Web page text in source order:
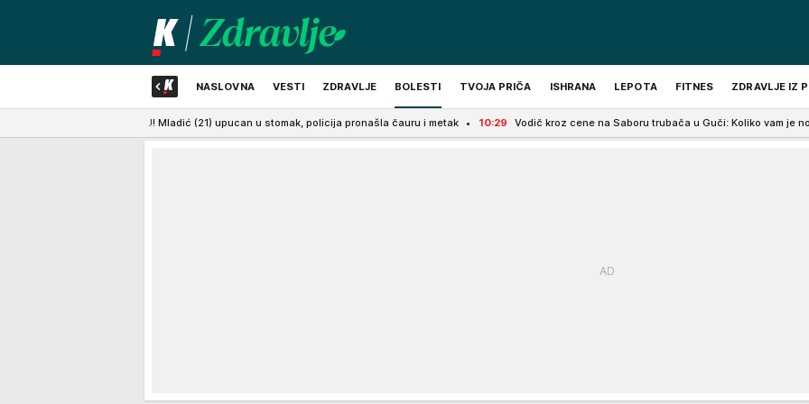
NASLOVNA VESTI ZDRAVLJE BOLESTI TVOJA PRIČA ISHRANA LEPOTA FITNES ZDRAVLJE IZ
NAJNOVIJE
U BOLNICU! Mladić (21) upucan u stomak, policija pronašla čauru i metak 10:29 Vodič kroz cene na Saboru trubača u Guči: Koliko vam je novca potrebno za